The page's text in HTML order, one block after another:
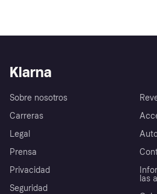
Klarna
Sobre nosotros
Carreras
Legal
Prensa
Privacidad
Seguridad
las